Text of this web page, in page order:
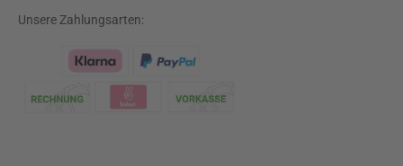
Unsere Zahlungsarten: